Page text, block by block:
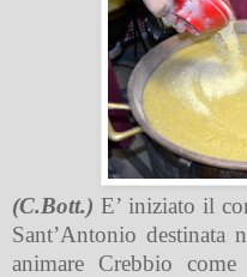
(C.Bott.) E’ iniziato il
Sant’Antonio destinata
animare Crebbio